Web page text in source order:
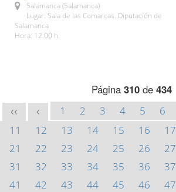
Salamanca (Salamanca)
Lugar: Sala de las Comarcas. Diputación de
Salamanca
Hora: 12:00 h.
Página 310de 434
<< < 1 2 3 4 5 6
11
12 13 14 15 16 17
21
22 23 24 25 26 27
31
32 33 34 35 36 37
41
42 43 44 45 46 47